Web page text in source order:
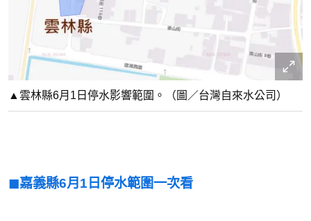
▲雲林縣6月1日停水影響範圍。（圖／台灣自來水公司）
◼︎嘉義縣6月1日停水範圍一次看